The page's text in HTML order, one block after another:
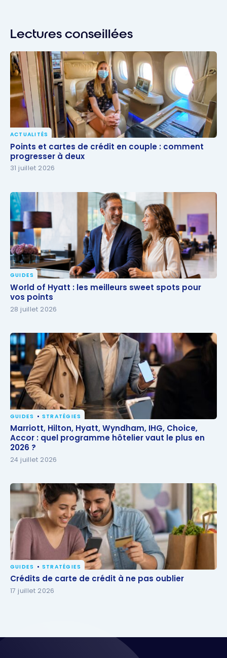
Lectures conseillées
Points et cartes de crédit en couple : comment
progresser à deux
ACTUALITÉS
Points et cartes de crédit en couple : comment
progresser à deux
31 juillet 2026
World of Hyatt : les meilleurs sweet spots pour vos
points
GUIDES
World of Hyatt : les meilleurs sweet spots pour
vos points
28 juillet 2026
Marriott, Hilton, Hyatt, Wyndham, IHG, Choice,
Accor : quel programme hôtelier vaut le plus en
2026 ?
GUIDES STRATÉGIES
Marriott, Hilton, Hyatt, Wyndham, IHG, Choice,
Accor : quel programme hôtelier vaut le plus en
2026 ?
24 juillet 2026
Crédits de carte de crédit à ne pas oublier
GUIDES STRATÉGIES
Crédits de carte de crédit à ne pas oublier
17 juillet 2026